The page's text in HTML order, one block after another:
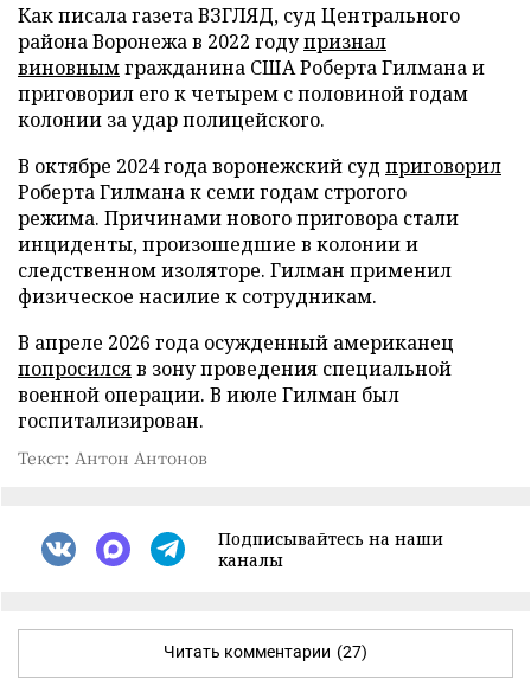
Как писала газета ВЗГЛЯД, суд Центрального
района Воронежа в 2022 годупризнал
виновнымгражданина США Роберта Гилмана и
приговорил его к четырем с половиной годам
колонии за удар полицейского.
В октябре 2024 года воронежский суд приговорил
Роберта Гилмана к семи годам строгого
режима. Причинами нового приговора стали
инциденты, произошедшие в колонии и
следственном изоляторе. Гилман применил
физическое насилие к сотрудникам.
В апреле 2026 года осужденный американец
попросилсяв зону проведения специальной
военной операции. В июле Гилман был
госпитализирован.
Текст: Антон Антонов
Подписывайтесь на наши
каналы
Читать комментарии (27)